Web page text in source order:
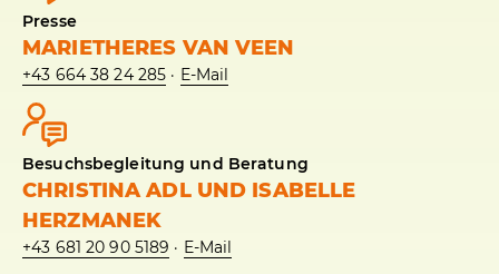
Presse
MARIETHERES VAN VEEN
+43 664 38 24 285 · E-Mail
Besuchsbegleitung und Beratung
CHRISTINA ADL UND ISABELLE
HERZMANEK
+43 681 20 90 5189 · E-Mail